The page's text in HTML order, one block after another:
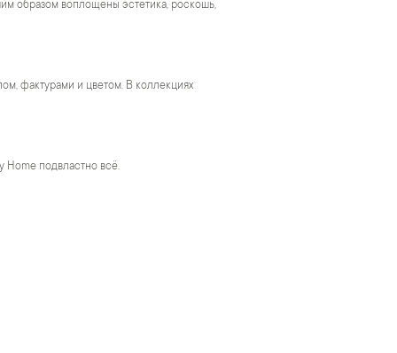
образом воплощены эстетика, роскошь,
фактурами и цветом. В коллекциях
подвластно всё.